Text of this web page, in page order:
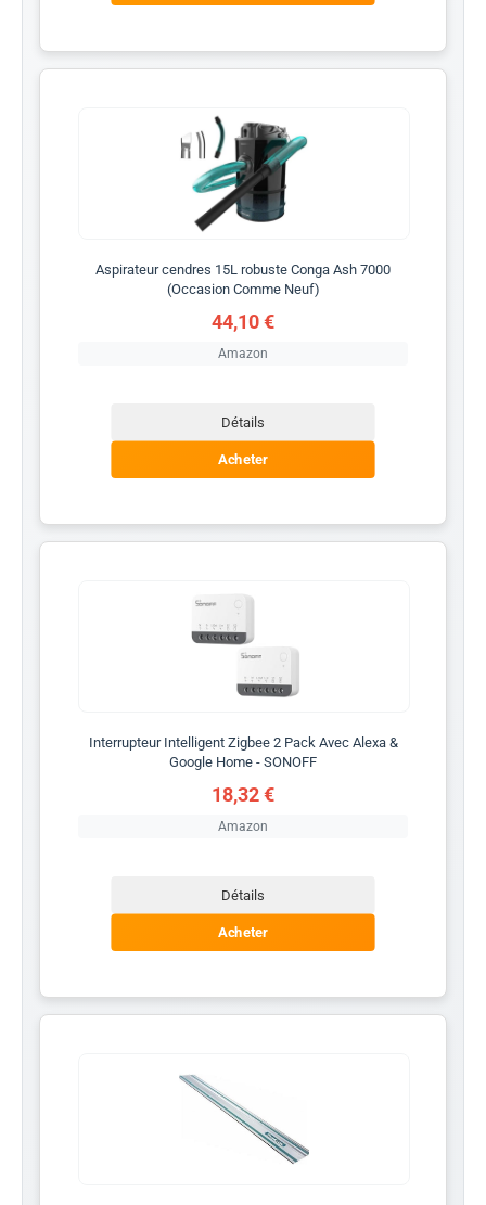
Aspirateur cendres 15L robuste Conga Ash 7000
(Occasion Comme Neuf)
44,10 €
Amazon
Détails
Acheter
Interrupteur Intelligent Zigbee 2 Pack Avec Alexa &
Google Home - SONOFF
18,32 €
Amazon
Détails
Acheter